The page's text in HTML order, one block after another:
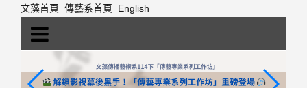
文藻首頁 傳藝系首頁 English